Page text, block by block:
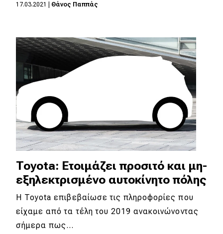
DRIVE Away
MOTO
Μεταχειρισμένο
Οδηγός αγοράς
Συμβουλές
Χρηστικά
Συμβουλές
ΚΤΕΟ
Οδική βοήθεια
17.03.2021 Θάνος Παππάς
Toyota: Ετοιμάζει προσιτό και μη-
εξηλεκτρισμένο αυτοκίνητο πόλης
Η Toyota επιβεβαίωσε τις πληροφορίες που
είχαμε από τα τέλη του 2019 ανακοινώνοντας
σήμερα πως…